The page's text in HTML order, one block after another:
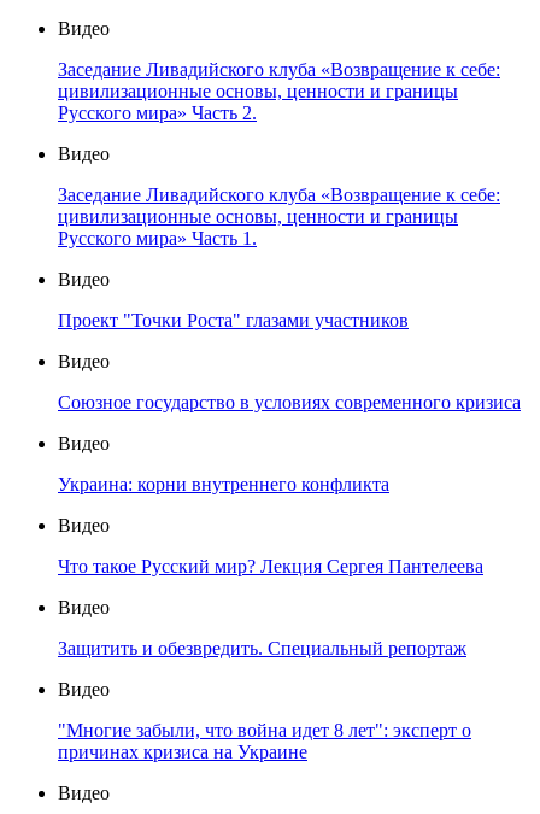
Видео
Заседание Ливадийского клуба «Возвращение к себе:
цивилизационные основы, ценности и границы
Русского мира» Часть 2.
Видео
Заседание Ливадийского клуба «Возвращение к себе:
цивилизационные основы, ценности и границы
Русского мира» Часть 1.
Видео
Проект "Точки Роста" глазами участников
Видео
Союзное государство в условиях современного кризиса
Видео
Украина: корни внутреннего конфликта
Видео
Что такое Русский мир? Лекция Сергея Пантелеева
Видео
Защитить и обезвредить. Специальный репортаж
Видео
"Многие забыли, что война идет 8 лет": эксперт о
причинах кризиса на Украине
Видео